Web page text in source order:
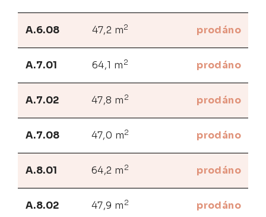
A.6.08 47,2 m2 prodáno
A.7.01 64,1 m 2 prodáno
A.7.02 47,8 m 2 prodáno
A.7.08 47,0 m2 prodáno
A.8.01 64,2 m 2 prodáno
A.8.02 47,9 m 2 prodáno